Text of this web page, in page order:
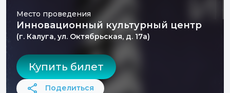
Место проведения
Инновационный культурный центр
(г. Калуга, ул. Октябрьская, д. 17а)
Купить билет
Поделиться